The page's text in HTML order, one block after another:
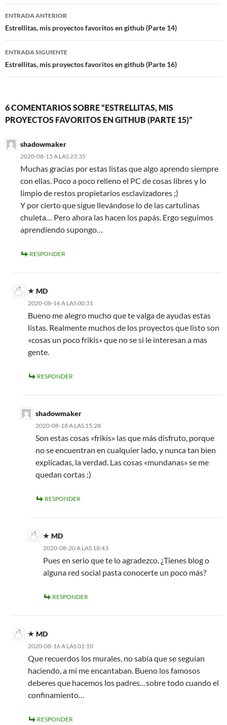
Navegación
de
entradas
ENTRADA ANTERIOR
Estrellitas, mis proyectos favoritos en github (Parte 14)
ENTRADA SIGUIENTE
Estrellitas, mis proyectos favoritos en github (Parte 16)
6 COMENTARIOS SOBRE “ESTRELLITAS, MIS
PROYECTOS FAVORITOS EN GITHUB (PARTE 15)”
shadowmaker
2020-08-15 A LAS 23:35
Muchas gracias por estas listas que algo aprendo siempre
con ellas. Poco a poco relleno el PC de cosas libres y lo
limpio de restos propietarios esclavizadores ;)
Y por cierto que sigue llevándose lo de las cartulinas
chuleta… Pero ahora las hacen los papás. Ergo seguimos
aprendiendo supongo…
RESPONDER
MD
2020-08-16 A LAS 00:31
Bueno me alegro mucho que te valga de ayudas estas
listas. Realmente muchos de los proyectos que listo son
«cosas un poco frikis» que no se si le interesan a mas
gente.
RESPONDER
shadowmaker
2020-08-18 A LAS 15:28
Son estas cosas «frikis» las que más disfruto, porque
no se encuentran en cualquier lado, y nunca tan bien
explicadas, la verdad. Las cosas «mundanas» se me
quedan cortas ;)
RESPONDER
MD
2020-08-20 A LAS 18:43
Pues en serio que te lo agradezco. ¿Tienes blog o
alguna red social pasta conocerte un poco más?
RESPONDER
MD
2020-08-16 A LAS 01:10
Que recuerdos los murales, no sabía que se seguían
haciendo, a mi me encantaban. Bueno los famosos
deberes que hacemos los padres…sobre todo cuando el
confinamiento…
RESPONDER